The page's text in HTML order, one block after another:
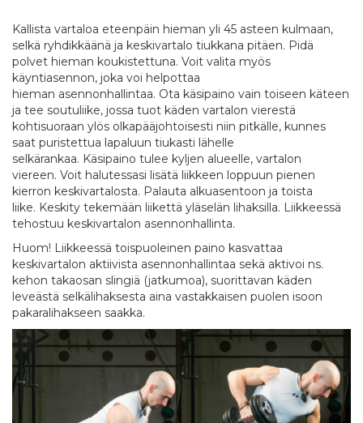
Kallista vartaloa eteenpäin hieman yli 45 asteen kulmaan,
selkä ryhdikkäänä ja keskivartalo tiukkana pitäen. Pidä
polvet hieman koukistettuna. Voit valita myös
käyntiasennon, joka voi helpottaa
hieman asennonhallintaa. Ota käsipaino vain toiseen käteen
ja tee soutuliike, jossa tuot käden vartalon vierestä
kohtisuoraan ylös olkapääjohtoisesti niin pitkälle, kunnes
saat puristettua lapaluun tiukasti lähelle
selkärankaa. Käsipaino tulee kyljen alueelle, vartalon
viereen. Voit halutessasi lisätä liikkeen loppuun pienen
kierron keskivartalosta. Palauta alkuasentoon ja toista
liike. Keskity tekemään liikettä yläselän lihaksilla. Liikkeessä
tehostuu keskivartalon asennonhallinta.
Huom! Liikkeessä toispuoleinen paino kasvattaa
keskivartalon aktiivista asennonhallintaa sekä aktivoi ns.
kehon takaosan slingiä (jatkumoa), suorittavan käden
leveästä selkälihaksesta aina vastakkaisen puolen isoon
pakaralihakseen saakka.